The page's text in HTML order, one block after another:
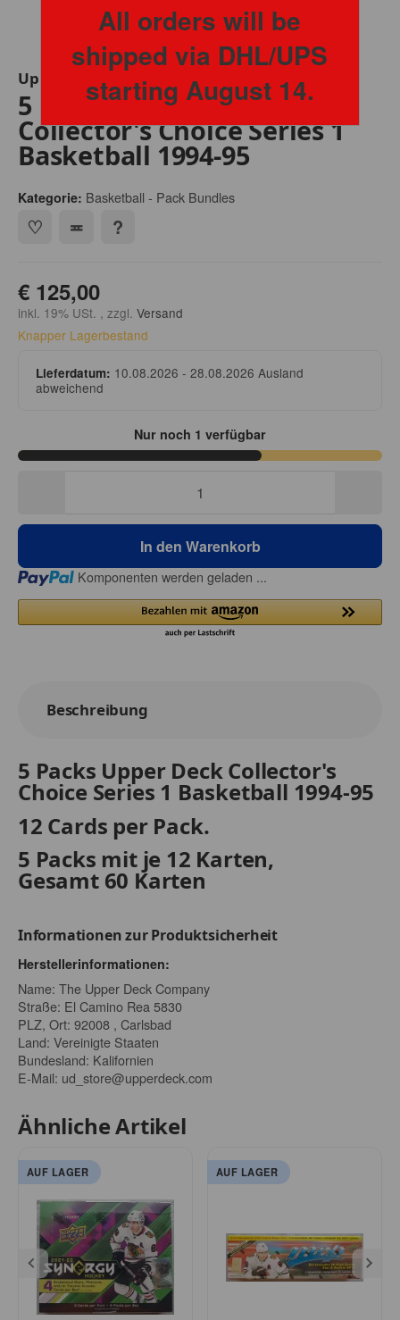
Upper Deck
5 Packs Upper Deck
Collector's Choice Series 1
Basketball 1994-95
Kategorie: Basketball - Pack Bundles
€ 125,00
inkl. 19% USt. , zzgl. Versand
Knapper Lagerbestand
Lieferdatum: 10.08.2026 - 28.08.2026Ausland
abweichend
Nur noch 1 verfügbar
In den Warenkorb
Loading... Komponenten werden geladen ...
Beschreibung
5 Packs Upper Deck Collector's
Choice Series 1 Basketball 1994-95
12 Cards per Pack.
5 Packs mit je 12 Karten,
Gesamt 60 Karten
Informationen zur Produktsicherheit
Herstellerinformationen:
Name: The Upper Deck Company
Straße: El Camino Rea 5830
PLZ, Ort: 92008 , Carlsbad
Land: Vereinigte Staaten
Bundesland: Kalifornien
E-Mail: ud_store@upperdeck.com
Ähnliche Artikel
AUF LAGER AUF LAGER
All orders will be
shipped via DHL/UPS
starting August 14.